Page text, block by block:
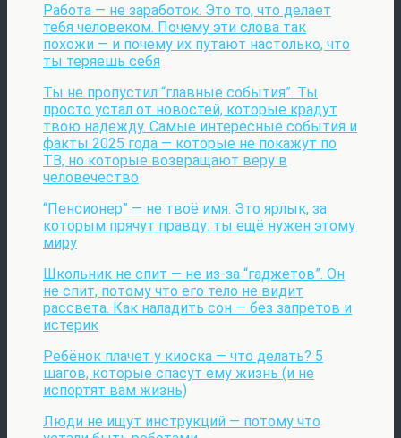
Работа — не заработок. Это то, что делает
тебя человеком. Почему эти слова так
похожи — и почему их путают настолько, что
ты теряешь себя
Ты не пропустил “главные события”. Ты
просто устал от новостей, которые крадут
твою надежду. Самые интересные события и
факты 2025 года — которые не покажут по
ТВ, но которые возвращают веру в
человечество
“Пенсионер” — не твоё имя. Это ярлык, за
которым прячут правду: ты ещё нужен этому
миру
Школьник не спит — не из-за “гаджетов”. Он
не спит, потому что его тело не видит
рассвета. Как наладить сон — без запретов и
истерик
Ребёнок плачет у киоска — что делать? 5
шагов, которые спасут ему жизнь (и не
испортят вам жизнь)
Люди не ищут инструкций — потому что